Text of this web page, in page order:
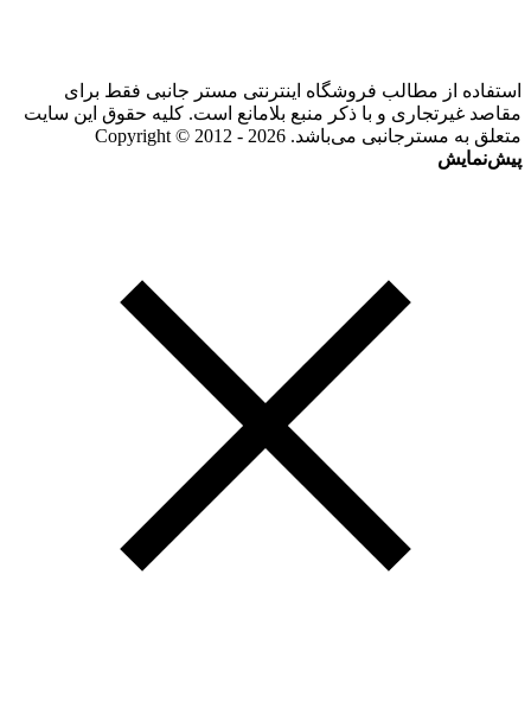
استفاده از مطالب فروشگاه اینترنتی مستر جانبی فقط برای
مقاصد غیرتجاری و با ذکر منبع بلامانع است. کلیه حقوق این سایت
متعلق به مسترجانبی می‌باشد. Copyright © 2012 - 2026
پیش‌نمایش